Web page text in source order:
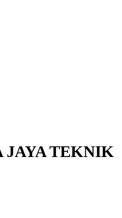
JAYA TEKNIK